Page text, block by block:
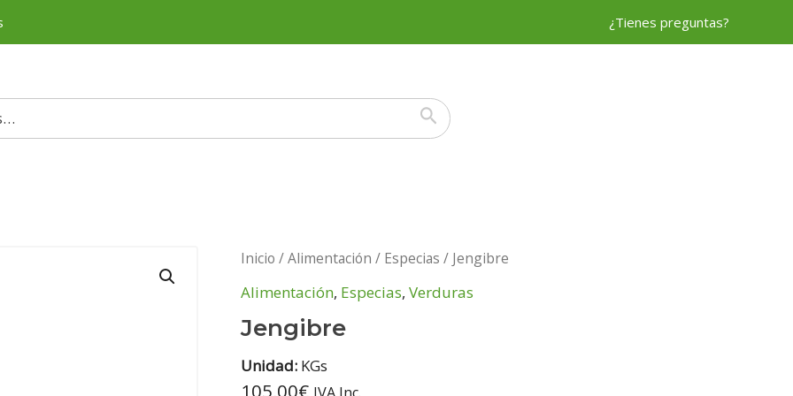
¿Tienes preguntas?
Inicio /Alimentación / Especias / Jengibre
Alimentación, Especias, Verduras
Jengibre
Unidad: KGs
105,00€